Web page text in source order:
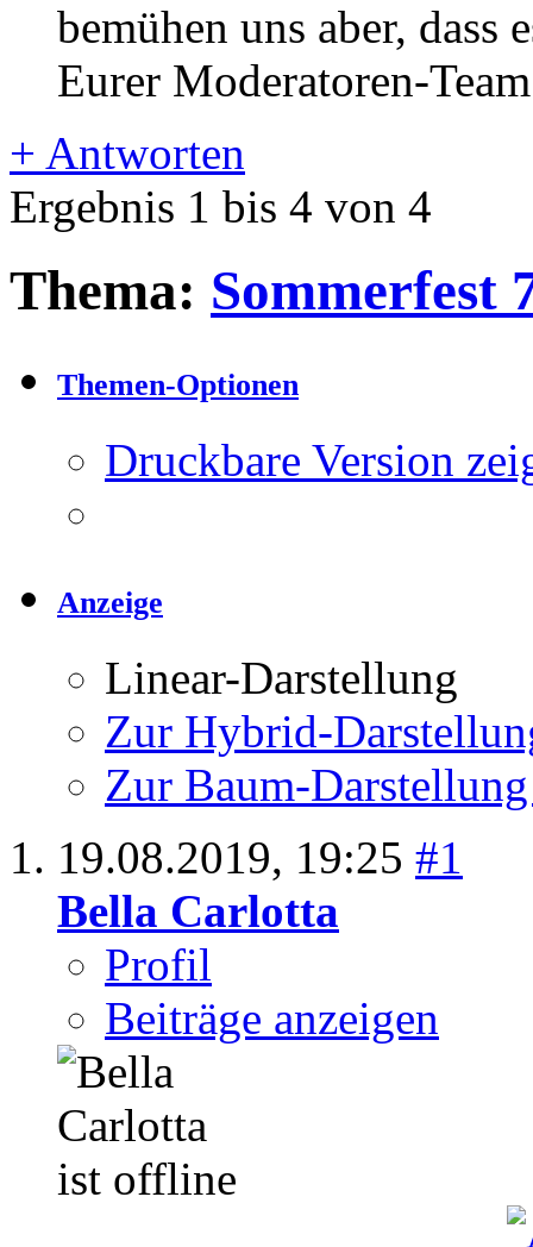
bemühen uns aber, dass
Eurer Moderatoren-Team
+ Antworten
Ergebnis 1 bis 4 von 4
Thema: Sommerfest
Themen-Optionen
Druckbare Version
Anzeige
Linear-Darstellung
Zur Hybrid-
Zur Baum-
19.08.2019, 19:25 #1
Bella Carlotta
Profil
Beiträge anzeigen